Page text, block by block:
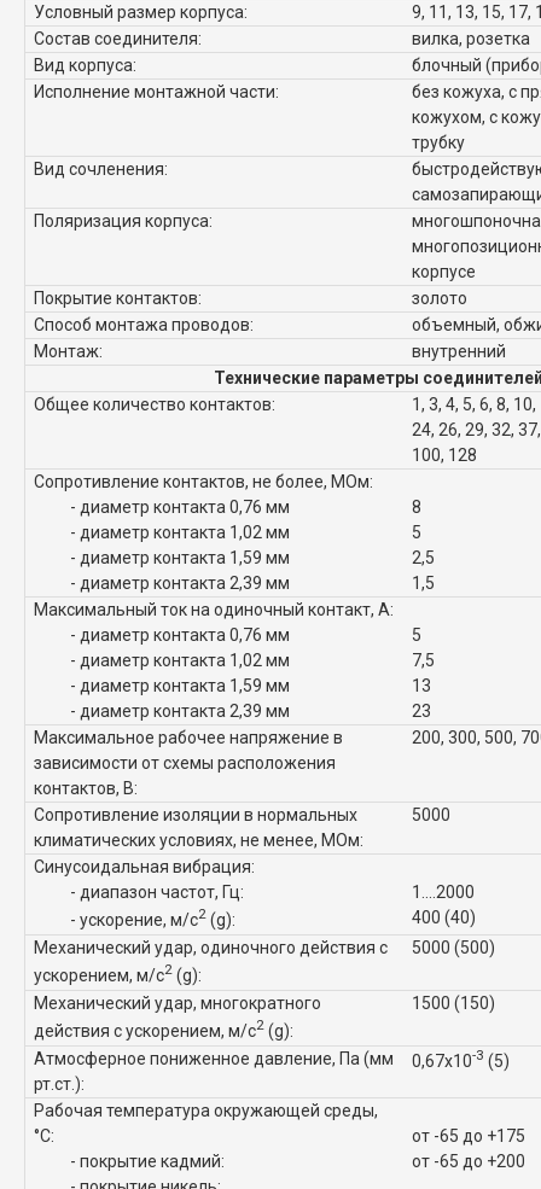
Условный размер корпуса:
9, 11, 13, 15, 17,
Состав соединителя:
вилка, розетка
Вид корпуса:
блочный
Исполнение монтажной части:
без кожуха, с
кожухом, с
трубку
Вид сочленения:
Поляризация корпуса:
корпусе
Покрытие контактов:
золото
Способ монтажа проводов:
объемный,
Монтаж:
внутренний
Технические параметры
Общее количество контактов:
1, 3, 4, 5, 6, 8,
24, 26, 29, 32,
100, 128
Сопротивление контактов, не более, МОм:
- диаметр контакта 0,76 мм
- диаметр контакта 1,02 мм
- диаметр контакта 1,59 мм
- диаметр контакта 2,39 мм
8
5
2,5
1,5
Максимальный ток на одиночный контакт, А:
- диаметр контакта 0,76 мм
- диаметр контакта 1,02 мм
- диаметр контакта 1,59 мм
- диаметр контакта 2,39 мм
5
7,5
13
23
Максимальное рабочее напряжение в
зависимости от схемы расположения
контактов, В:
200, 300, 500,
Сопротивление изоляции в нормальных
климатических условиях, не менее, МОм:
5000
Синусоидальная вибрация:
- диапазон частот, Гц:
- ускорение, м/с2 (g):
1....2000
400 (40)
Механический удар, одиночного действия с
ускорением, м/с2 (g):
5000 (500)
Механический удар, многократного
действия с ускорением, м/с2 (g):
1500 (150)
Атмосферное пониженное давление, Па (мм
рт.ст.):
0,67x10-3 (5)
Рабочая температура окружающей среды,
°C:
- покрытие кадмий:
от -65 до +175
от -65 до +200